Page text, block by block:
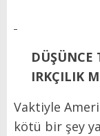
DÜŞÜNCE
IRKÇILIK
Vaktiyle
kötü bir şey